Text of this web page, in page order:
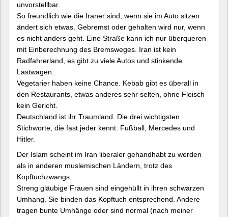
unvorstellbar.
So freundlich wie die Iraner sind, wenn sie im Auto sitzen
ändert sich etwas. Gebremst oder gehalten wird nur, wenn
es nicht anders geht. Eine Straße kann ich nur überqueren
mit Einberechnung des Bremsweges. Iran ist kein
Radfahrerland, es gibt zu viele Autos und stinkende
Lastwagen.
Vegetarier haben keine Chance. Kebab gibt es überall in
den Restaurants, etwas anderes sehr selten, ohne Fleisch
kein Gericht.
Deutschland ist ihr Traumland. Die drei wichtigsten
Stichworte, die fast jeder kennt: Fußball, Mercedes und
Hitler.
Der Islam scheint im Iran liberaler gehandhabt zu werden
als in anderen muslemischen Ländern, trotz des
Kopftuchzwangs.
Streng gläubige Frauen sind eingehüllt in ihren schwarzen
Umhang. Sie binden das Kopftuch entsprechend. Andere
tragen bunte Umhänge oder sind normal (nach meiner